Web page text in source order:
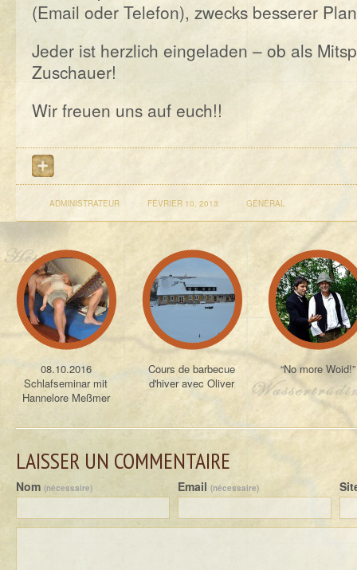
(Email oder Telefon), zwecks besserer
Jeder ist herzlich eingeladen – ob als
Zuschauer!
Wir freuen uns auf euch!!
ADMINISTRATEUR FÉVRIER 10, 2013 GÉNÉRAL
08.10.2016
Schlafseminar mit
Hannelore Meßmer
Cours de barbecue
d'hiver avec Oliver
“No more Woid!”
LAISSER UN COMMENTAIRE
Nom (nécessaire) Email (nécessaire)